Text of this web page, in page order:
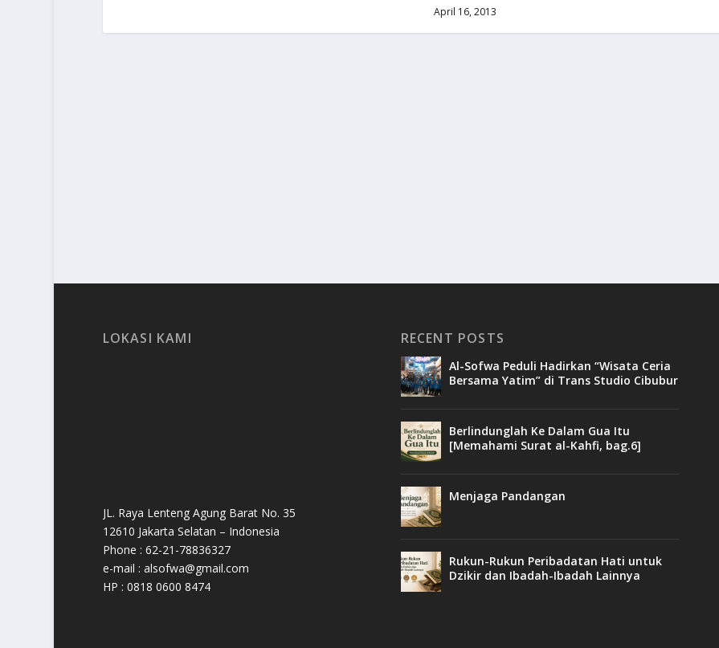
April 16, 2013
LOKASI KAMI
JL. Raya Lenteng Agung Barat No. 35
12610 Jakarta Selatan – Indonesia
Phone : 62-21-78836327
e-mail : alsofwa@gmail.com
HP : 0818 0600 8474
RECENT POSTS
Al-Sofwa Peduli Hadirkan “Wisata Ceria
Bersama Yatim” di Trans Studio Cibubur
Berlindunglah Ke Dalam Gua Itu
[Memahami Surat al-Kahfi, bag.6]
Menjaga Pandangan
Rukun-Rukun Peribadatan Hati untuk
Dzikir dan Ibadah-Ibadah Lainnya